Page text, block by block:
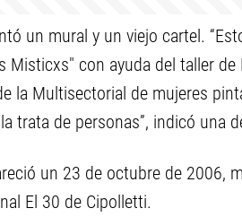
un mural y un viejo cartel.
Misticxs" con ayuda del taller
la Multisectorial de mujeres
trata de personas”, indicó una
un 23 de octubre de 2006,
El 30 de Cipolletti.